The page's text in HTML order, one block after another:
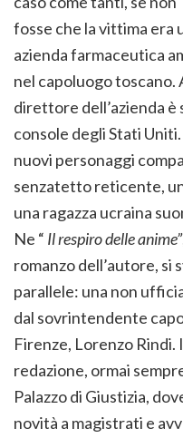
fosse che la vittima era
azienda farmaceutica
nel capoluogo toscano.
direttore dell’azienda
console degli Stati
nuovi personaggi
senzatetto reticente,
una ragazza ucraina
Ne “ Il respiro delle anime”
romanzo dell’autore, si
parallele: una non
dal sovrintendente
Firenze, Lorenzo Rindi.
redazione, ormai
Palazzo di Giustizia,
novità a magistrati e